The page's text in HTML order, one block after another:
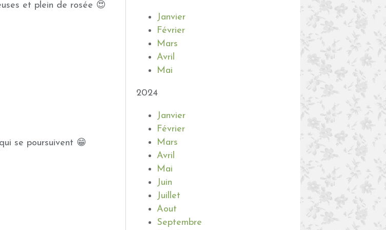
et plein de rosée 😍
se poursuivent 😁
Janvier
Février
Mars
Avril
Mai
2024
Janvier
Février
Mars
Avril
Mai
Juin
Juillet
Aout
Septembre